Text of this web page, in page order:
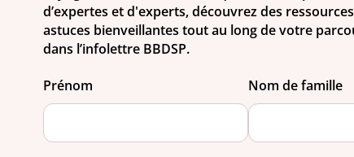
d’expertes et d'experts, découvrez des
astuces bienveillantes tout au long de votre
dans l’infolettre BBDSP.
Prénom Nom de famille